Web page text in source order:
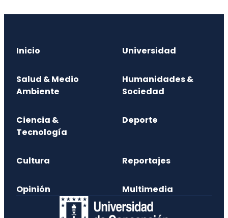
Inicio Universidad
Salud & Medio
Ambiente
Humanidades &
Sociedad
Ciencia &
Tecnología
Deporte
Cultura Reportajes
Opinión Multimedia